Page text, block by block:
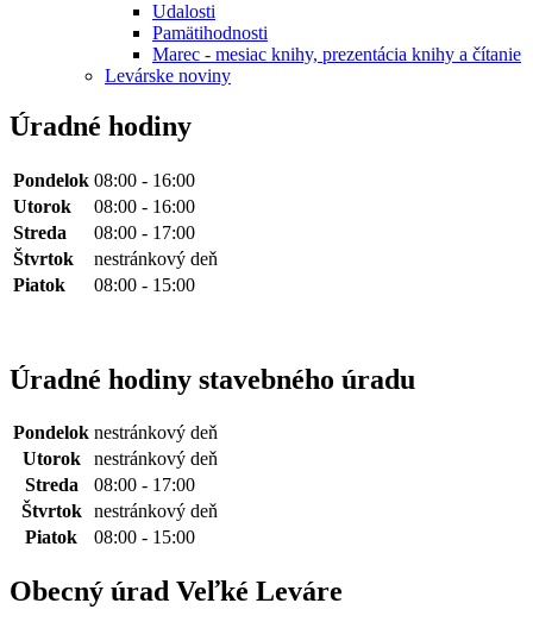
Udalosti
Pamätihodnosti
Marec - mesiac knihy, prezentácia knihy a čítanie
Levárske noviny
Úradné hodiny
Pondelok 08:00 - 16:00
Utorok
08:00 - 16:00
Streda
08:00 - 17:00
Štvrtok
nestránkový deň
Piatok
08:00 - 15:00
Úradné hodiny stavebného úradu
Pondelok nestránkový deň
Utorok
nestránkový deň
Streda
08:00 - 17:00
Štvrtok
nestránkový deň
Piatok
08:00 - 15:00
Obecný úrad Veľké Leváre